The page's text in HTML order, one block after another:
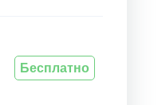
Бесплатно